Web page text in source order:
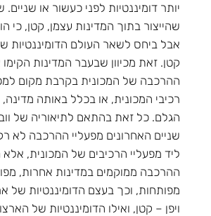
יותר דומיננטיות לפני כעשור או שניים.
שהייצור בתוך המדינות עצמן, קטן, כי
אבל ביחס לשאר העולם הדומיננטיות
קטן. זאת מכיוון שבעבר המדינות
ההרכבה של המכונית בקרבת מקום
רכיבי המכונית, או בכלל באותה מדינה,
הגלם. כל זאת בהתאם לתיאוריה של
שניים האחרונים מפעליי ההרכבה לא
ליד מפעליי הרכיבים של המכונית,
ההרכבה ממוקמים במדינות אחרות,
מפותחות, וכך בעצם הדומיננטיות של
ויפן – קטן, ואילו הדומיננטיות של